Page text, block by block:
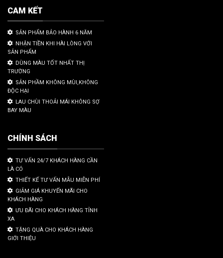
CAM KẾT
SẢN PHẨM BẢO HÀNH 6 NĂM
NHẬN TIỀN KHI HÀI LÒNG VỚI
SẢN PHẨM
DÙNG MÀU TỐT NHẤT THỊ
TRƯỜNG
SẢN PHẦM KHÔNG MÙI,KHÔNG
ĐỘC HẠI
LAU CHÙI THOẢI MÁI KHÔNG SỢ
BAY MÀU
CHÍNH SÁCH
TƯ VẤN 24/7 KHÁCH HÀNG CẦN
LÀ CÓ
THIẾT KẾ TƯ VẤN MẪU MIỄN PHÍ
GIẢM GIÁ KHUYẾN MÃI CHO
KHÁCH HÀNG
ƯU ĐÃI CHO KHÁCH HÀNG TỈNH
XA
TẶNG QUÀ CHO KHÁCH HÀNG
GIỚI THIỆU